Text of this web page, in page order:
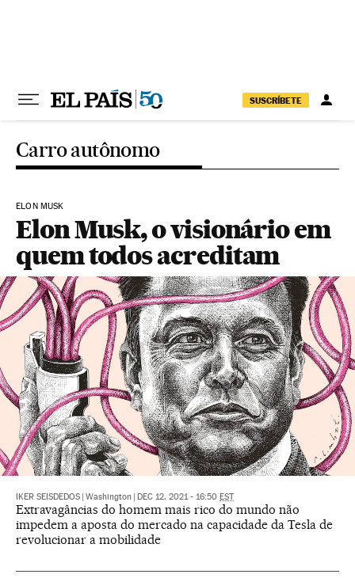
SUSCRÍBETE
Carro autônomo
ELON MUSK
Elon Musk, o visionário em
quem todos acreditam
IKER SEISDEDOS Washington DEC 12, 2021 - 16:50 EST
Extravagâncias do homem mais rico do mundo não
impedem a aposta do mercado na capacidade da Tesla de
revolucionar a mobilidade